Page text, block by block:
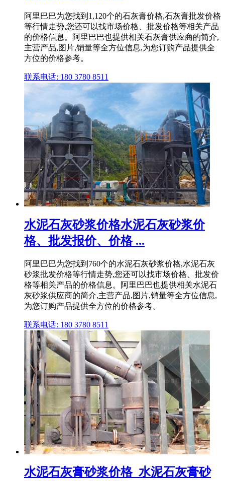
阿里巴巴为您找到1,120个的石灰膏价格,石灰膏批发价格
等行情走势,您还可以找市场价格、批发价格等相关产品
的价格信息。阿里巴巴也提供相关石灰膏供应商的简介,
主营产品,图片,销量等全方位信息,为您订购产品提供全
方位的价格参考。
联系电话: 180 3780 8511
水泥石灰砂浆价格水泥石灰砂浆价
格、批发报价、价格 ...
阿里巴巴为您找到760个的水泥石灰砂浆价格,水泥石灰
砂浆批发价格等行情走势,您还可以找市场价格、批发价
格等相关产品的价格信息。阿里巴巴也提供相关水泥石
灰砂浆供应商的简介,主营产品,图片,销量等全方位信息,
为您订购产品提供全方位的价格参考。
联系电话: 180 3780 8511
水泥石灰膏砂浆价格_水泥石灰膏砂